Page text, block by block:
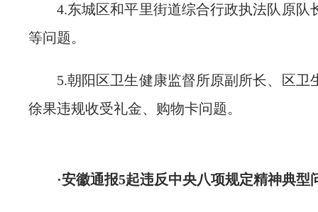
4.东城区和平里街道综合行政执法队原队
等问题。
5.朝阳区卫生健康监督所原副所长、区
徐果违规收受礼金、购物卡问题。
·安徽通报5起违反中央八项规定精神典型